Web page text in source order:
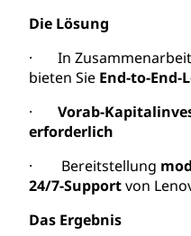
Die Lösung
· In Zusammenarbeit
bieten Sie End-to-End-
· Vorab-
erforderlich
· Bereitstellung
24/7-Supportvon
Das Ergebnis